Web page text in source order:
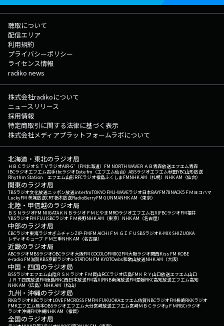
聴取について
配信エリア
利用規約
プライバシーポリシー
ライセンス情報
radiko news
株式会社radikoについて
ニュースリリース
採用情報
特定商取引に関する法律に基づく表示
株式会社メディアプラットフォームラボについて
北海道・東北のラジオ局
ＨＢＣラジオＳＴＶラジオAIR-G'（FM北海道） FM NORTH WAVEＲＡＢ青森放送エフエム青森
IBCラジオエフエム岩手tbcラジオDate fm（エフエム仙台） ABSラジオエフエム秋田YBC山形放送
Rhythm Station エフエム山形RFCラジオ福島ふくしまFMNHK AM（札幌） NHK AM（仙台）
関東のラジオ局
TBSラジオ文化放送ニッポン放送interfmTOKYO FMJ-WAVEラジオ日本BAYFM78NACK5 ＦＭヨコハマ
LuckyFM 茨城放送CRT栃木放送RadioBerryFM GUNMANHK AM（東京）
北陸・甲信越のラジオ局
ＢＳＮラジオFM NIIGATAＫＮＢラジオ ＦＭとやまMROラジオエフエム石川FBCラジオFM福井
YBSラジオFM FUJISBCラジオ ＦＭ長野NHK AM（東京） NHK AM（名古屋）
中部のラジオ局
CBCラジオ東海ラジオぎふチャンZIP-FMFM AICHI ＦＭ ＧＩＦＵ SBSラジオK-MIX SHIZUOKA
レディオキューブ ＦＭ三重NHK AM（名古屋）
近畿のラジオ局
ABCラジオMBSラジオOBCラジオ大阪FM COCOLOFM802FM大阪ラジオ関西Kiss FM KOBE
e-radio FM滋賀KBS京都ラジオα-STATION FM KYOTOwbs和歌山放送NHK AM（大阪）
中国・四国のラジオ局
BSSラジオエフエム山陰ＲＳＫラジオ ＦＭ岡山RCCラジオ広島FM ＫＲＹ山口放送エフエム山口
ＪＲＴ四国放送FM徳島RNC西日本放送FM香川RNB南海放送FM愛媛RKC高知放送エフエム高知
NHK AM（広島） NHK AM（松山）
九州・沖縄のラジオ局
RKBラジオKBCラジオLOVE FMCROSS FMFM FUKUOKAエフエム佐賀NBCラジオFM長崎RKKラジオ
FMKエフエム熊本OBSラジオエフエム大分宮崎放送エフエム宮崎ＭＢＣラジオμＦＭRBCiラジオ
ラジオ沖縄FM沖縄NHK AM（福岡）
全国のラジオ局